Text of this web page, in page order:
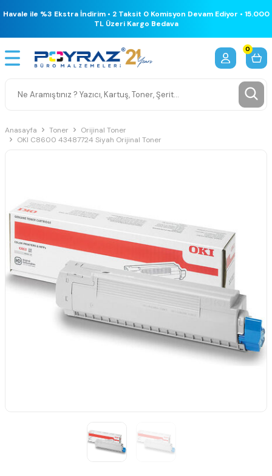
Havale ile %3 Ekstra İndirim • 2 Taksit 0 Komisyon Devam Ediyor • 15.000
TL Üzeri Kargo Bedava
0
Anasayfa Toner
Orijinal Toner
OKI C8600 43487724 Siyah Orijinal Toner